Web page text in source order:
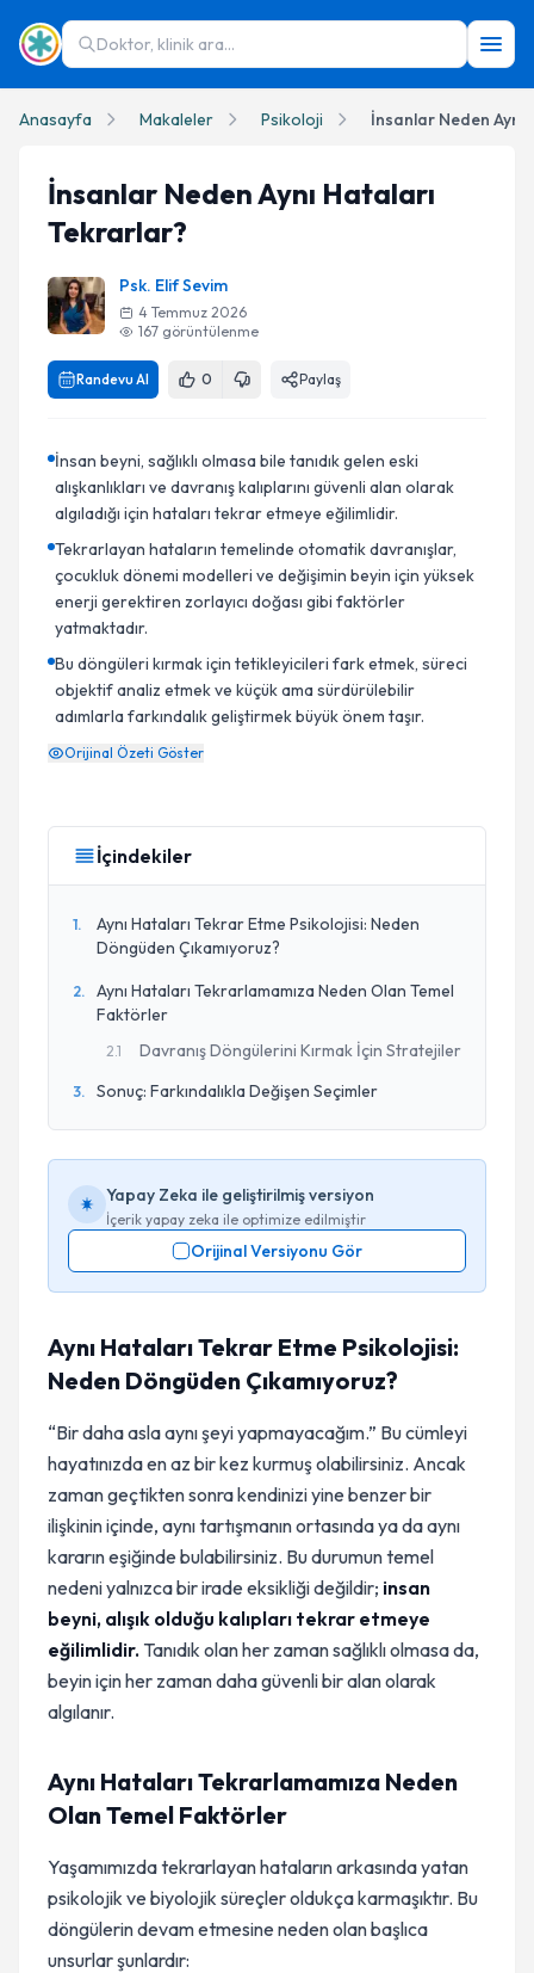
Doktor, klinik ara...
Anasayfa Makaleler Psikoloji İnsanlar Neden
İnsanlar Neden Aynı Hataları
Tekrarlar?
Psk. Elif Sevim
4 Temmuz 2026
167 görüntülenme
Randevu Al 0 Paylaş
İnsan beyni, sağlıklı olmasa bile tanıdık gelen eski
alışkanlıkları ve davranış kalıplarını güvenli alan olarak
algıladığı için hataları tekrar etmeye eğilimlidir.
Tekrarlayan hataların temelinde otomatik davranışlar,
çocukluk dönemi modelleri ve değişimin beyin için yüksek
enerji gerektiren zorlayıcı doğası gibi faktörler
yatmaktadır.
Bu döngüleri kırmak için tetikleyicileri fark etmek, süreci
objektif analiz etmek ve küçük ama sürdürülebilir
adımlarla farkındalık geliştirmek büyük önem taşır.
Orijinal Özeti Göster
İçindekiler
1.
Aynı Hataları Tekrar Etme Psikolojisi: Neden
Döngüden Çıkamıyoruz?
2.
Aynı Hataları Tekrarlamamıza Neden Olan Temel
Faktörler
2.1 Davranış Döngülerini Kırmak İçin Stratejiler
3. Sonuç: Farkındalıkla Değişen Seçimler
Yapay Zeka ile geliştirilmiş versiyon
İçerik yapay zeka ile optimize edilmiştir
Orijinal Versiyonu Gör
Aynı Hataları Tekrar Etme Psikolojisi:
Neden Döngüden Çıkamıyoruz?
“Bir daha asla aynı şeyi yapmayacağım.” Bu cümleyi
hayatınızda en az bir kez kurmuş olabilirsiniz. Ancak
zaman geçtikten sonra kendinizi yine benzer bir
ilişkinin içinde, aynı tartışmanın ortasında ya da aynı
kararın eşiğinde bulabilirsiniz. Bu durumun temel
nedeni yalnızca bir irade eksikliği değildir; insan
beyni, alışık olduğu kalıpları tekrar etmeye
eğilimlidir. Tanıdık olan her zaman sağlıklı olmasa da,
beyin için her zaman daha güvenli bir alan olarak
algılanır.
Aynı Hataları Tekrarlamamıza Neden
Olan Temel Faktörler
Yaşamımızda tekrarlayan hataların arkasında yatan
psikolojik ve biyolojik süreçler oldukça karmaşıktır. Bu
döngülerin devam etmesine neden olan başlıca
unsurlar şunlardır: